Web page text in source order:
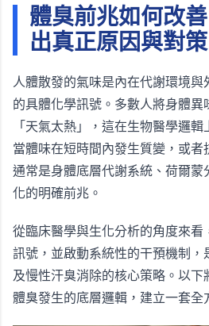
體臭前兆如何改
出真正原因與對策
人體散發的氣味是內在代謝環境與
的具體化學訊號。多數人將身體
「天氣太熱」，這在生物醫學邏
當體味在短時間內發生質變，或
通常是身體底層代謝系統、荷爾蒙
化的明確前兆。
從臨床醫學與生化分析的角度來看
訊號，並啟動系統性的干預機制
及慢性汗臭消除的核心策略。以
體臭發生的底層邏輯，建立一套全